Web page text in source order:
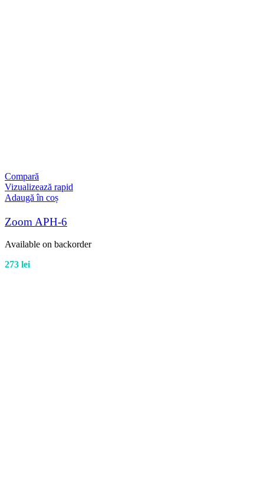
Compară
Vizualizează rapid
Adaugă în coș
Zoom APH-6
Available on backorder
273 lei